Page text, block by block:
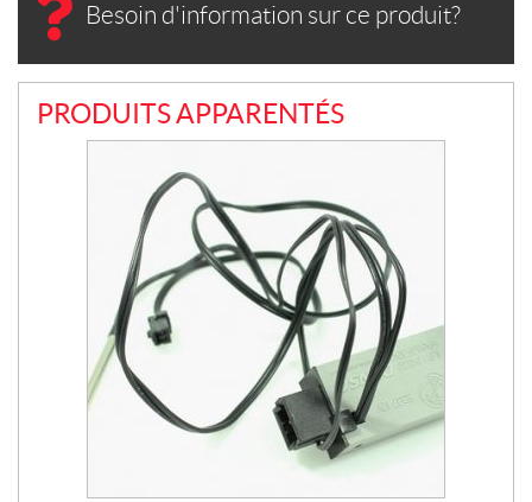
Besoin d'information sur ce produit?
PRODUITS APPARENTÉS